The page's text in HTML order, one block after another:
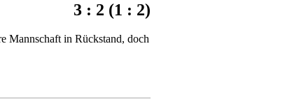
3 : 2 (1 : 2)
Mannschaft in Rückstand, doch